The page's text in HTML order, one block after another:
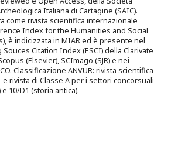
Italiana di Cartagine (SAIC).
come rivista scientifica internazionale
Index for the Humanities and Social
è indicizzata in MIAR ed è presente nel
Citation Index (ESCI) della Clarivate
(Elsevier), SCImago (SJR) e nei
Classificazione ANVUR: rivista scientifica
e rivista di Classe A per i settori concorsuali
10/D1 (storia antica).